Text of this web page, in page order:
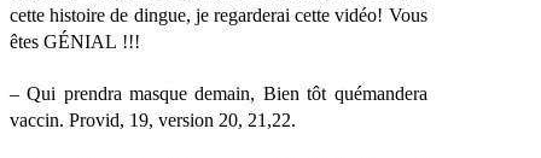
cette histoire de dingue, je regarderai cette vidéo! Vous
êtes GÉNIAL !!!
– Qui prendra masque demain, Bien tôt quémandera
vaccin. Provid, 19, version 20, 21,22.